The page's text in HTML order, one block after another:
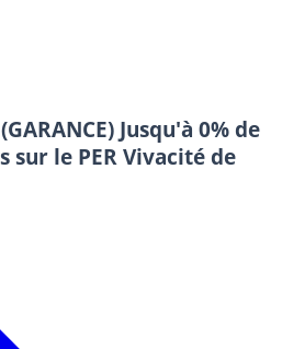
Jusqu'à 0% de
sur le PER Vivacité de